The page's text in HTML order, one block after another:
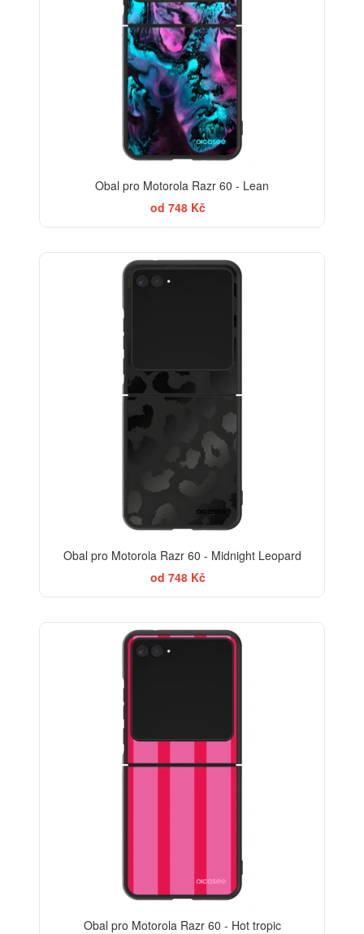
Obal pro Motorola Razr 60 - Lean
od 748 Kč
Obal pro Motorola Razr 60 - Midnight Leopard
od 748 Kč
Obal pro Motorola Razr 60 - Hot tropic